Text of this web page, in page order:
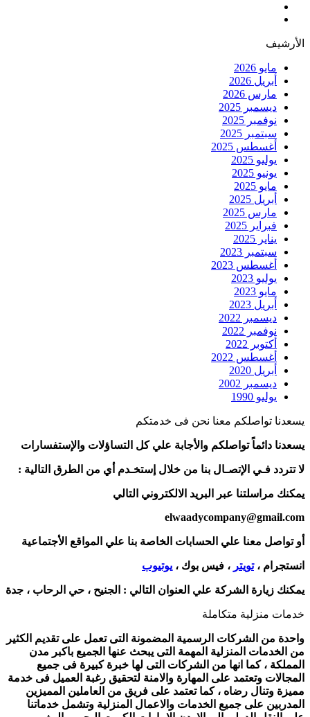
الأرشيف
مايو 2026
أبريل 2026
مارس 2026
ديسمبر 2025
نوفمبر 2025
سبتمبر 2025
أغسطس 2025
يوليو 2025
يونيو 2025
مايو 2025
أبريل 2025
مارس 2025
فبراير 2025
يناير 2025
سبتمبر 2023
أغسطس 2023
يوليو 2023
مايو 2023
أبريل 2023
ديسمبر 2022
نوفمبر 2022
أكتوبر 2022
أغسطس 2022
أبريل 2020
ديسمبر 2002
يوليو 1990
يسعدنا تواصلكم معنا نحن فى خدمتكم
يسعدنا دائماً تواصلكم والأجابة علي كل التساؤلات والإستفسارات
لا تتردد فـي الإتصـال بنا من خلال إستخـدم أي من الطرق التالية :
يمكنك مراسلتنا عبر البريد الالكتروني التالي
elwaadycompany@gmail.com
أو تواصل معنا علي الحسابات الخاصة بنا علي المواقع الأجتماعية
انستجرام ،تويتر ، فيس بوك ، يوتيوب
يمكنك زيارة الشركة علي العنوان التالي : الجنيح ، حي الرحاب ، جدة
خدمات منزلية متكاملة
واحدة من الشركات الرسمية المضمونة التى تعمل على تقديم الكثير
من الخدمات المنزلية المهمة التى يبحث عنها الجميع باكبر مدن
المملكة ، كما انها من الشركات التى لها خبرة كبيرة فى جميع
المجالات وتعتمد على المهارة والامنة لتحقيق رغبة العميل فى خدمة
مميزة وتنال رضاه ، كما تعتمد على فريق من العاملين المميزين
المدربين على جميع الخدمات والاعمال المنزلية وتشمل خدماتنا